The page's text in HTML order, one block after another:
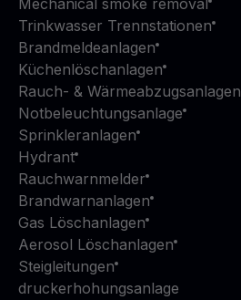
Mechanical smoke removal
Trinkwasser Trennstationen
Brandmeldeanlagen
Küchenlöschanlagen
Rauch- & Wärmeabzugsanlagen
Notbeleuchtungsanlage
Sprinkleranlagen
Hydrant
Rauchwarnmelder
Brandwarnanlagen
Gas Löschanlagen
Aerosol Löschanlagen
Steigleitungen
druckerhohungsanlage